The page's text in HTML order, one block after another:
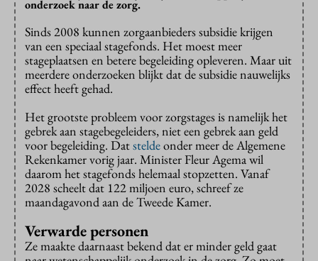
onderzoek naar de zorg.
Sinds 2008 kunnen zorgaanbieders subsidie krijgen
van een speciaal stagefonds. Het moest meer
stageplaatsen en betere begeleiding opleveren. Maar uit
meerdere onderzoeken blijkt dat de subsidie nauwelijks
effect heeft gehad.
Het grootste probleem voor zorgstages is namelijk het
gebrek aan stagebegeleiders, niet een gebrek aan geld
voor begeleiding. Datsteldeonder meer de Algemene
Rekenkamer vorig jaar. Minister Fleur Agema wil
daarom het stagefonds helemaal stopzetten. Vanaf
2028 scheelt dat 122 miljoen euro, schreef ze
maandagavond aan de Tweede Kamer.
Verwarde personen
Ze maakte daarnaast bekend dat er minder geld gaat